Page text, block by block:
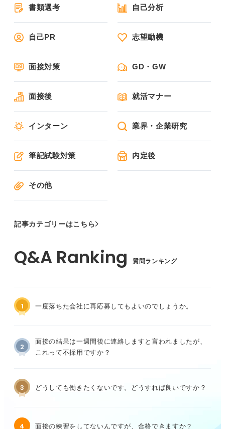
書類選考 自己分析
自己PR 志望動機
面接対策 GD・GW
面接後 就活マナー
インターン 業界・企業研究
筆記試験対策 内定後
その他
記事カテゴリーはこちら
質問ランキング
1 一度落ちた会社に再応募してもよいのでしょうか。
2
面接の結果は一週間後に連絡しますと言われましたが、
これって不採用ですか？
3 どうしても働きたくないです。どうすれば良いですか？
4 面接の練習をしてないんですが、合格できますか？